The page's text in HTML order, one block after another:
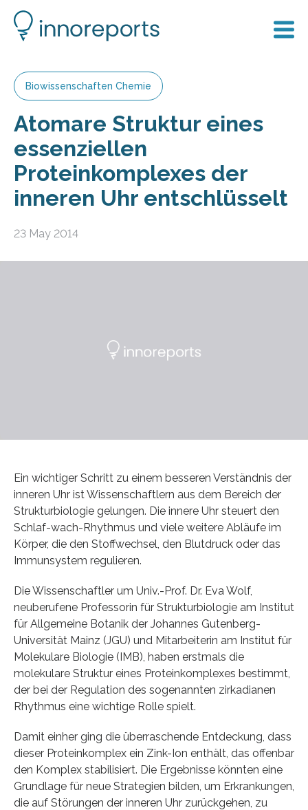
Biowissenschaften Chemie
Atomare Struktur eines
essenziellen
Proteinkomplexes der
inneren Uhr entschlüsselt
23 May 2014
Ein wichtiger Schritt zu einem besseren Verständnis der
inneren Uhr ist Wissenschaftlern aus dem Bereich der
Strukturbiologie gelungen. Die innere Uhr steuert den
Schlaf-wach-Rhythmus und viele weitere Abläufe im
Körper, die den Stoffwechsel, den Blutdruck oder das
Immunsystem regulieren.
Die Wissenschaftler um Univ.-Prof. Dr. Eva Wolf,
neuberufene Professorin für Strukturbiologie am Institut
für Allgemeine Botanik der Johannes Gutenberg-
Universität Mainz (JGU) und Mitarbeiterin am Institut für
Molekulare Biologie (IMB), haben erstmals die
molekulare Struktur eines Proteinkomplexes bestimmt,
der bei der Regulation des sogenannten zirkadianen
Rhythmus eine wichtige Rolle spielt.
Damit einher ging die überraschende Entdeckung, dass
dieser Proteinkomplex ein Zink-Ion enthält, das offenbar
den Komplex stabilisiert. Die Ergebnisse könnten eine
Grundlage für neue Strategien bilden, um Erkrankungen,
die auf Störungen der inneren Uhr zurückgehen, zu